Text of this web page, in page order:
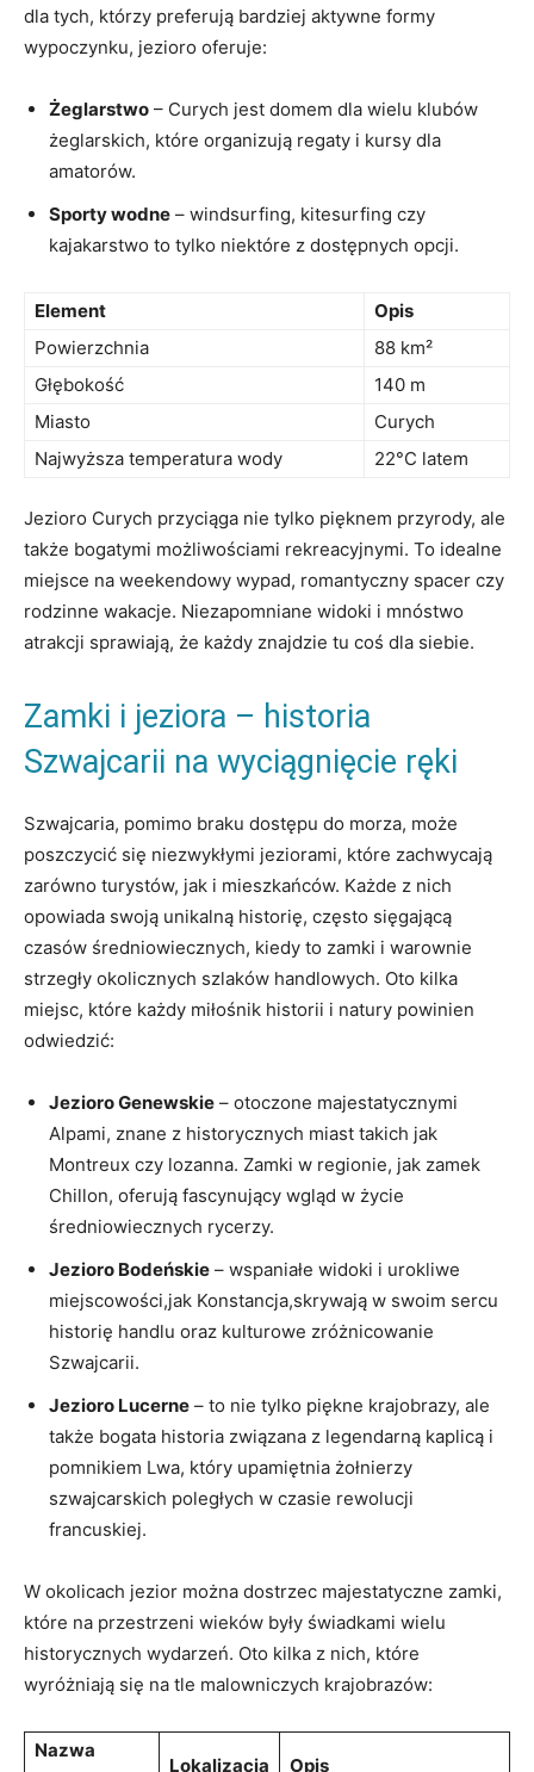
dla tych, którzy preferują bardziej aktywne formy
wypoczynku, jezioro oferuje:
Żeglarstwo – Curych jest domem dla wielu klubów
żeglarskich, które organizują regaty i kursy dla
amatorów.
Sporty wodne – windsurfing, kitesurfing czy
kajakarstwo to tylko niektóre z dostępnych opcji.
Element
Opis
Powierzchnia
88 km²
Głębokość
140 m
Miasto
Curych
Najwyższa temperatura wody
22°C latem
Jezioro Curych przyciąga nie tylko pięknem przyrody, ale
także bogatymi możliwościami rekreacyjnymi. To idealne
miejsce na weekendowy wypad, romantyczny spacer czy
rodzinne wakacje. Niezapomniane widoki i mnóstwo
atrakcji sprawiają, że każdy znajdzie tu coś dla siebie.
Zamki i jeziora – historia
Szwajcarii na wyciągnięcie ręki
Szwajcaria, pomimo braku dostępu do morza, może
poszczycić się niezwykłymi jeziorami, które zachwycają
zarówno turystów, jak i mieszkańców. Każde z nich
opowiada swoją unikalną historię, często sięgającą
czasów średniowiecznych, kiedy to zamki i warownie
strzegły okolicznych szlaków handlowych. Oto kilka
miejsc, które każdy miłośnik historii i natury powinien
odwiedzić:
Jezioro Genewskie – otoczone majestatycznymi
Alpami, znane z historycznych miast takich jak
Montreux czy lozanna. Zamki w regionie, jak zamek
Chillon, oferują fascynujący wgląd w życie
średniowiecznych rycerzy.
Jezioro Bodeńskie – wspaniałe widoki i urokliwe
miejscowości,jak Konstancja,skrywają w swoim sercu
historię handlu oraz kulturowe zróżnicowanie
Szwajcarii.
Jezioro Lucerne – to nie tylko piękne krajobrazy, ale
także bogata historia związana z legendarną kaplicą i
pomnikiem Lwa, który upamiętnia żołnierzy
szwajcarskich poległych w czasie rewolucji
francuskiej.
W okolicach jezior można dostrzec majestatyczne zamki,
które na przestrzeni wieków były świadkami wielu
historycznych wydarzeń. Oto kilka z nich, które
wyróżniają się na tle malowniczych krajobrazów:
Nazwa
Lokalizacja Opis